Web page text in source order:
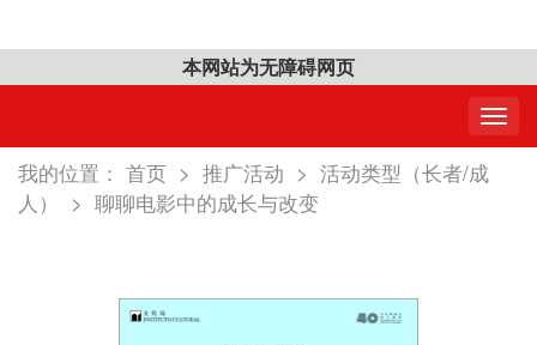
本网站为无障碍网页
我的位置： 首页 > 推广活动 > 活动类型（长者/成
人）
> 聊聊电影中的成长与改变